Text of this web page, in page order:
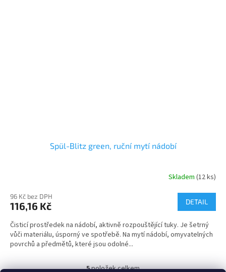
Spül-Blitz green, ruční mytí nádobí
Skladem (12 ks)
96 Kč bez DPH
116,16 Kč DETAIL
Čisticí prostředek na nádobí, aktivně rozpouštějící tuky. Je šetrný
vůči materiálu, úsporný ve spotřebě. Na mytí nádobí, omyvatelných
povrchů a předmětů, které jsou odolné...
5položek celkem